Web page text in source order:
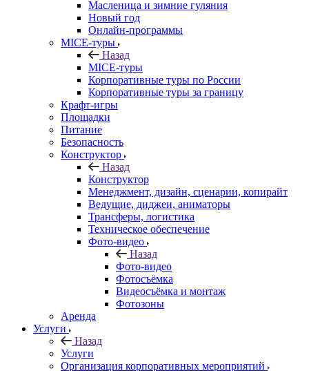
Масленица и зимние гуляния
Новый год
Онлайн-программы
MICE‑туры
Назад
MICE‑туры
Корпоративные туры по России
Корпоративные туры за границу
Крафт-игры
Площадки
Питание
Безопасность
Конструктор
Назад
Конструктор
Менеджмент, дизайн, сценарии, копирайт
Ведущие, диджеи, аниматоры
Трансферы, логистика
Техническое обеспечение
Фото-видео
Назад
Фото-видео
Фотосъёмка
Видеосъёмка и монтаж
Фотозоны
Аренда
Услуги
Назад
Услуги
Организация корпоративных мероприятий